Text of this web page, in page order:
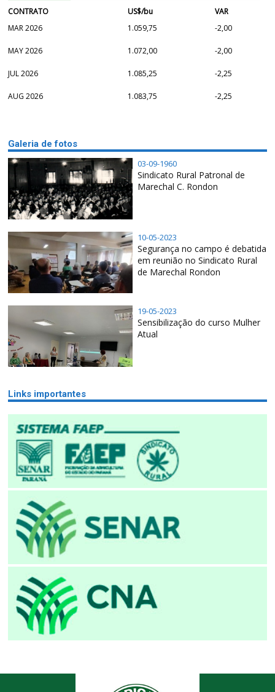
CONTRATO
US$/bu
VAR
MAR 2026
1.059,75 -2,00
MAY 2026 1.072,00 -2,00
JUL 2026 1.085,25 -2,25
AUG 2026 1.083,75 -2,25
Galeria de fotos
03-09-1960
Sindicato Rural Patronal de
Marechal C. Rondon
10-05-2023
Segurança no campo é debatida
em reunião no Sindicato Rural
de Marechal Rondon
19-05-2023
Sensibilização do curso Mulher
Atual
Links importantes